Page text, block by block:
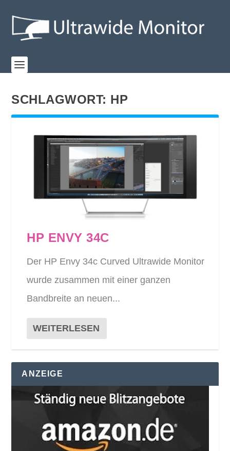
SCHLAGWORT: HP
HP ENVY 34C
Der HP Envy 34c Curved Ultrawide Monitor
wurde zusammen mit einer ganzen
Bandbreite an neuen...
WEITERLESEN
ANZEIGE